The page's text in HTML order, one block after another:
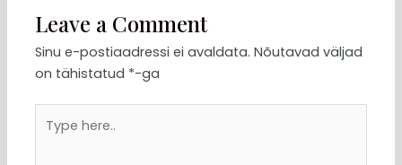
Leave a Comment
Sinu e-postiaadressi ei avaldata. Nõutavad väljad
on tähistatud *-ga
here..